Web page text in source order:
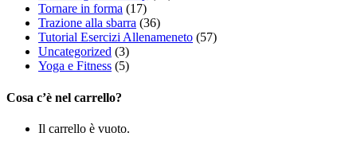
Tornare in forma (17)
Trazione alla sbarra (36)
Tutorial Esercizi Allenameneto (57)
Uncategorized (3)
Yoga e Fitness (5)
Cosa c’è nel carrello?
Il carrello è vuoto.